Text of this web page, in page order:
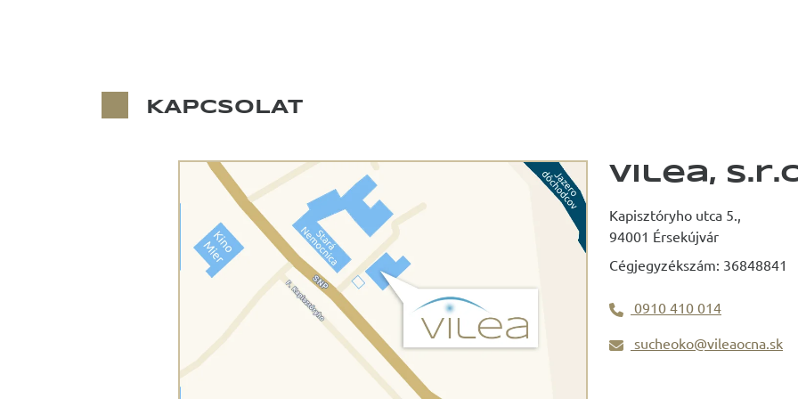
KAPCSOLAT
Vilea,
Kapisztóryho utca 5.,
94001 Érsekújvár
Cégjegyzékszám: 36848841
0910 410 014
sucheoko@vileaocna.sk